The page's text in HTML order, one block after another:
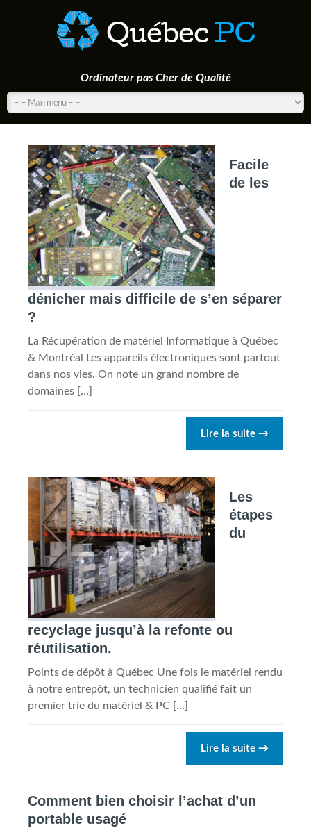
Ordinateur pas Cher de Qualité
Facile
de les
dénicher mais difficile de s’en séparer
?
La Récupération de matériel Informatique à Québec
& Montréal Les appareils électroniques sont partout
dans nos vies. On note un grand nombre de
domaines […]
Lire la suite →
Les
étapes
du
recyclage jusqu’à la refonte ou
réutilisation.
Points de dépôt à Québec Une fois le matériel rendu
à notre entrepôt, un technicien qualifié fait un
premier trie du matériel & PC […]
Lire la suite →
Comment bien choisir l’achat d’un
portable usagé